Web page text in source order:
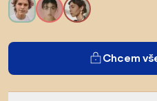
Chcem